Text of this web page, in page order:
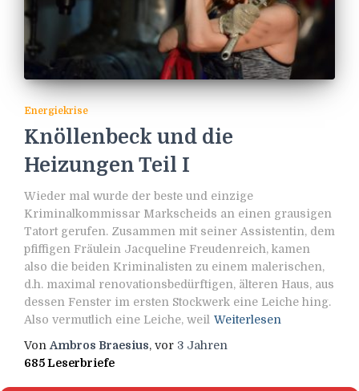
Energiekrise
Knöllenbeck und die
Heizungen Teil I
Wieder mal wurde der beste und einzige
Kriminalkommissar Markscheids an einen grausigen
Tatort gerufen. Zusammen mit seiner Assistentin, dem
pfiffigen Fräulein Jacqueline Freudenreich, kamen
also die beiden Kriminalisten zu einem malerischen,
d.h. maximal renovationsbedürftigen, älteren Haus, aus
dessen Fenster im ersten Stockwerk eine Leiche hing.
Also vermutlich eine Leiche, weil Weiterlesen
Von Ambros Braesius, vor 3 Jahren
685 Leserbriefe